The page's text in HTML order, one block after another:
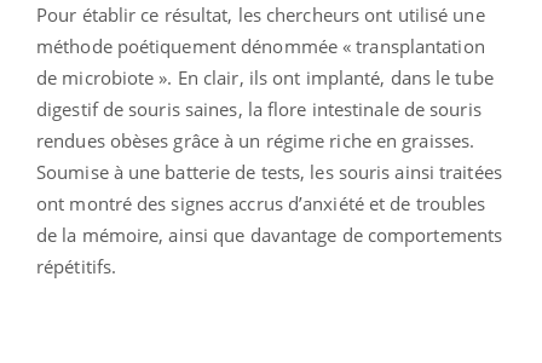
Pour établir ce résultat, les chercheurs ont utilisé une
méthode poétiquement dénommée « transplantation
de microbiote ». En clair, ils ont implanté, dans le tube
digestif de souris saines, la flore intestinale de souris
rendues obèses grâce à un régime riche en graisses.
Soumise à une batterie de tests, les souris ainsi traitées
ont montré des signes accrus d’anxiété et de troubles
de la mémoire, ainsi que davantage de comportements
répétitifs.